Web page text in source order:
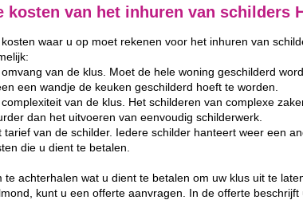
kosten van het inhuren van schilders
kosten waar u op moet rekenen voor het inhuren van
omvang van de klus. Moet de hele woning geschilderd
een wandje de keuken geschilderd hoeft te worden.
complexiteit van de klus. Het schilderen van complexe
dan het uitvoeren van eenvoudig schilderwerk.
tarief van de schilder. Iedere schilder hanteert weer een
die u dient te betalen.
te achterhalen wat u dient te betalen om uw klus uit te
kunt u een offerte aanvragen. In de offerte